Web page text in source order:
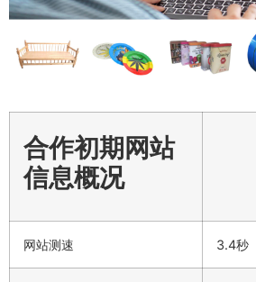
合作初期网站
信息概况
网站测速 3.4秒